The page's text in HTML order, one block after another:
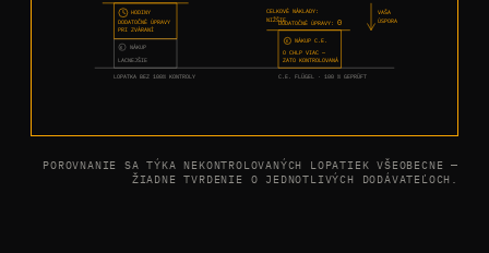
€ NÁKUP
LACNEJŠIE
HODINY
DODATOČNÉ ÚPRAVY
PRI ZVÁRANÍ
LOPATKA BEZ 100% KONTROLY
€
NÁKUP C.E.
O CHLP VIAC —
ZATO KONTROLOVANÁ
DODATOČNÉ ÚPRAVY: 0
C.E. FLÜGEL · 100 % GEPRÜFT
CELKOVÉ NÁKLADY:
NIŽŠIE
VAŠA
ÚSPORA
POROVNANIE SA TÝKA NEKONTROLOVANÝCH LOPATIEK VŠEOBECNE —
ŽIADNE TVRDENIE O JEDNOTLIVÝCH DODÁVATEĽOCH.